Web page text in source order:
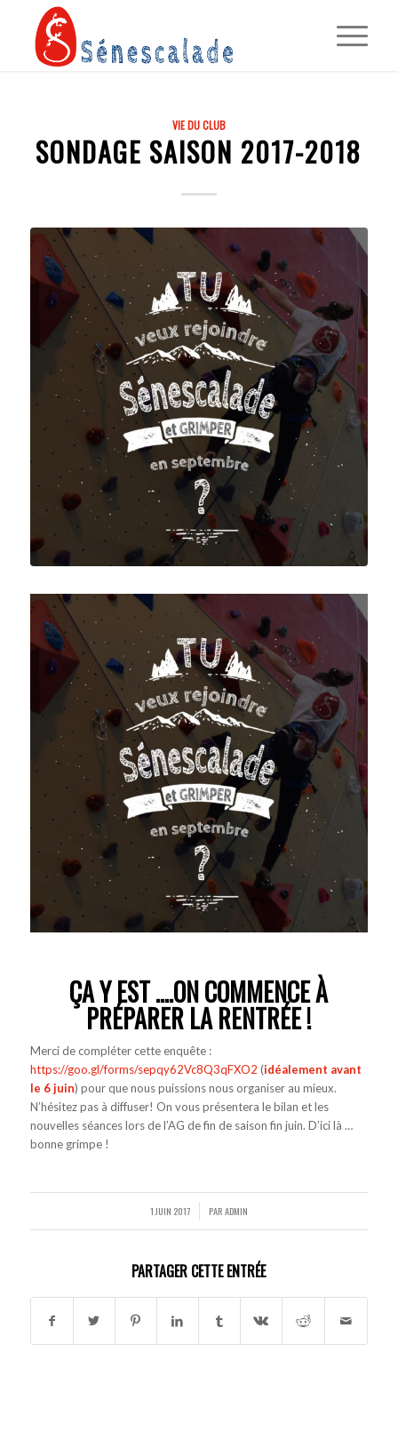
VIE DU CLUB
SONDAGE SAISON 2017-2018
ÇA Y EST ….ON COMMENCE À
PRÉPARER LA RENTRÉE !
Merci de compléter cette enquête :
https://goo.gl/forms/sepqy62Vc8Q3qFXO2 (idéalement avant
le 6 juin) pour que nous puissions nous organiser au mieux.
N’hésitez pas à diffuser! On vous présentera le bilan et les
nouvelles séances lors de l’AG de fin de saison fin juin. D’ici là …
bonne grimpe !
1 JUIN 2017 PARADMIN
PARTAGER CETTE ENTRÉE